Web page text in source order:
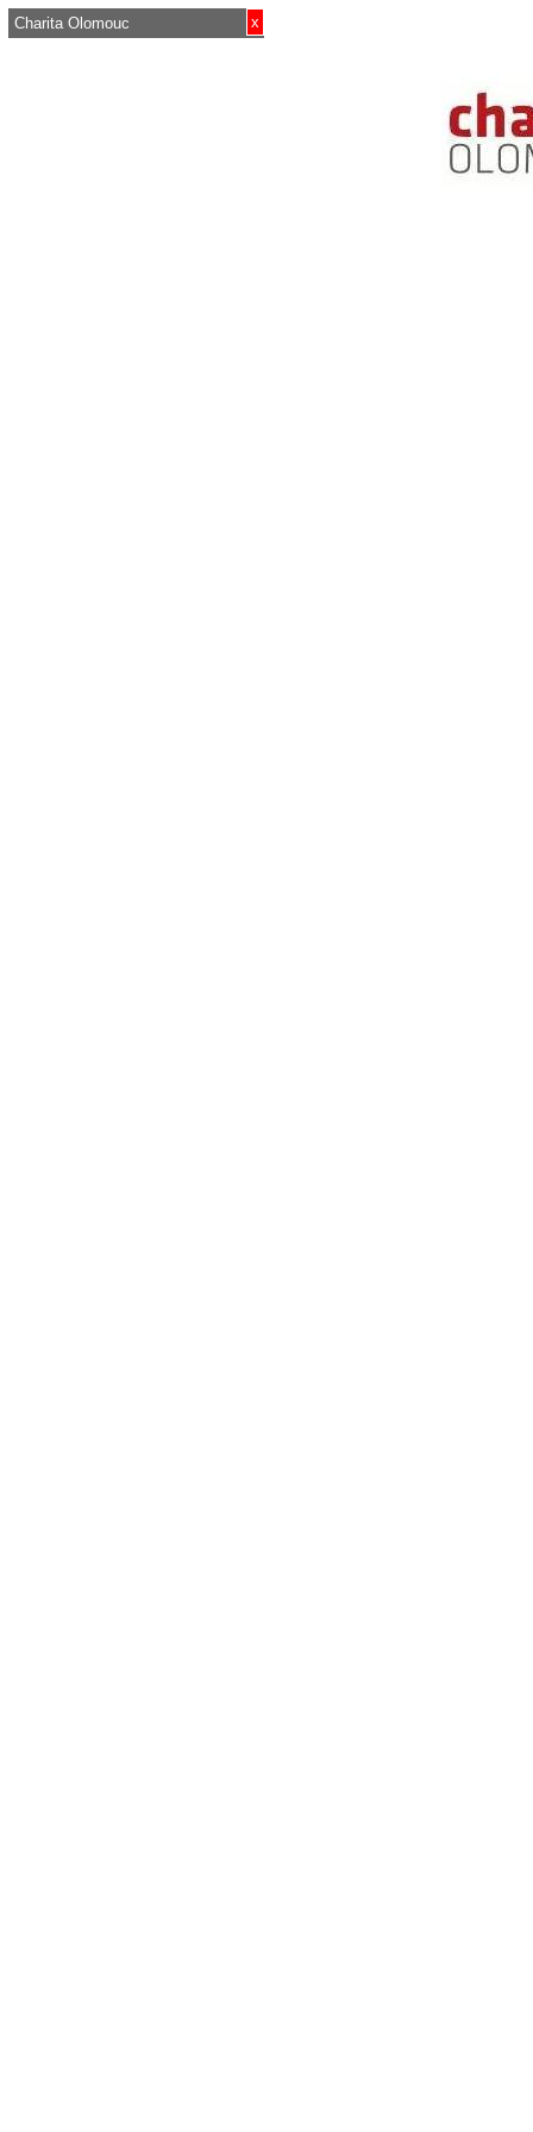
x
Charita Olomouc